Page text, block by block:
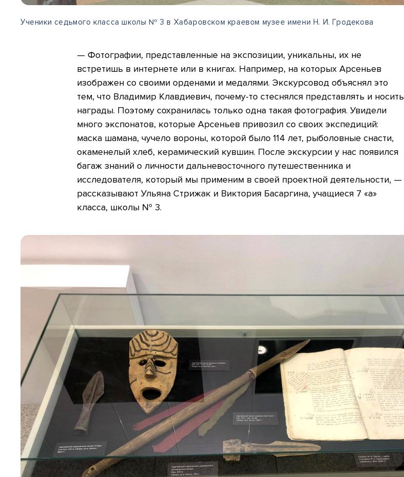
Ученики седьмого класса школы № 3 в Хабаровском краевом музее имени Н. И. Гродекова
— Фотографии, представленные на экспозиции, уникальны, их не
встретишь в интернете или в книгах. Например, на которых Арсеньев
изображен со своими орденами и медалями. Экскурсовод объяснял это
тем, что Владимир Клавдиевич, почему-то стеснялся представлять и носить
награды. Поэтому сохранилась только одна такая фотография. Увидели
много экспонатов, которые Арсеньев привозил со своих экспедиций:
маска шамана, чучело вороны, которой было 114 лет, рыболовные снасти,
окаменелый хлеб, керамический кувшин. После экскурсии у нас появился
багаж знаний о личности дальневосточного путешественника и
исследователя, который мы применим в своей проектной деятельности, —
рассказывают Ульяна Стрижак и Виктория Басаргина, учащиеся 7 «а»
класса, школы № 3.